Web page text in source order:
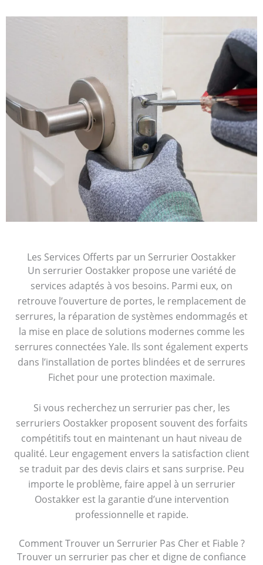
Les Services Offerts par un Serrurier Oostakker
Un serrurier Oostakker propose une variété de
services adaptés à vos besoins. Parmi eux, on
retrouve l’ouverture de portes, le remplacement de
serrures, la réparation de systèmes endommagés et
la mise en place de solutions modernes comme les
serrures connectées Yale. Ils sont également experts
dans l’installation de portes blindées et de serrures
Fichet pour une protection maximale.
Si vous recherchez un serrurier pas cher, les
serruriers Oostakker proposent souvent des forfaits
compétitifs tout en maintenant un haut niveau de
qualité. Leur engagement envers la satisfaction client
se traduit par des devis clairs et sans surprise. Peu
importe le problème, faire appel à un serrurier
Oostakker est la garantie d’une intervention
professionnelle et rapide.
Comment Trouver un Serrurier Pas Cher et Fiable ?
Trouver un serrurier pas cher et digne de confiance